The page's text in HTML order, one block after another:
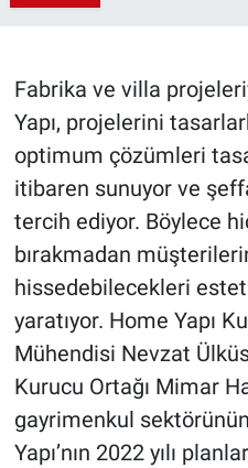
Fabrika ve villa
Yapı, projelerini
optimum çözümleri
itibaren sunuyor ve
tercih ediyor. Böylece
bırakmadan
hissedebilecekleri
yaratıyor. Home Yapı
Mühendisi Nevzat
Kurucu Ortağı Mimar
gayrimenkul
Yapı’nın 2022 yılı